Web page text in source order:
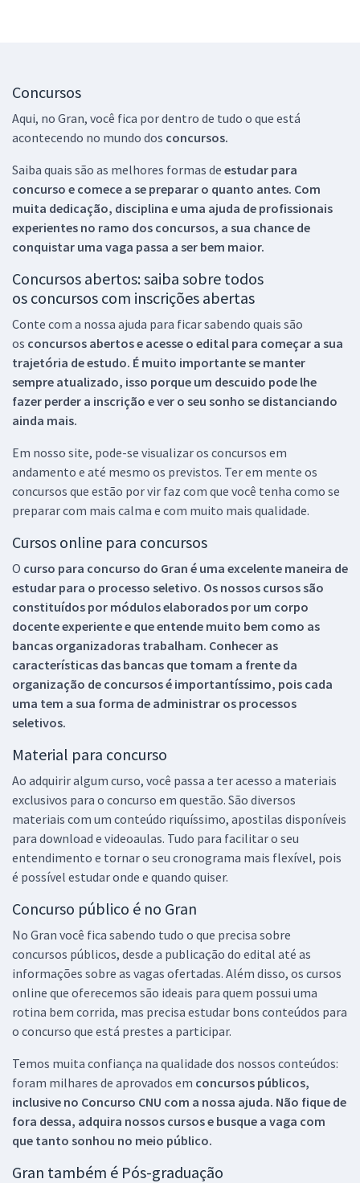
Concursos
Aqui, no Gran, você fica por dentro de tudo o que está
acontecendo no mundo dos concursos.
Saiba quais são as melhores formas de estudar para
concurso e comece a se preparar o quanto antes. Com
muita dedicação, disciplina e uma ajuda de profissionais
experientes no ramo dos concursos, a sua chance de
conquistar uma vaga passa a ser bem maior.
Concursos abertos: saiba sobre todos
os concursos com inscrições abertas
Conte com a nossa ajuda para ficar sabendo quais são
os concursos abertos e acesse o edital para começar a sua
trajetória de estudo. É muito importante se manter
sempre atualizado, isso porque um descuido pode lhe
fazer perder a inscrição e ver o seu sonho se distanciando
ainda mais.
Em nosso site, pode-se visualizar os concursos em
andamento e até mesmo os previstos. Ter em mente os
concursos que estão por vir faz com que você tenha como se
preparar com mais calma e com muito mais qualidade.
Cursos online para concursos
O curso para concurso do Gran é uma excelente maneira de
estudar para o processo seletivo. Os nossos cursos são
constituídos por módulos elaborados por um corpo
docente experiente e que entende muito bem como as
bancas organizadoras trabalham. Conhecer as
características das bancas que tomam a frente da
organização de concursos é importantíssimo, pois cada
uma tem a sua forma de administrar os processos
seletivos.
Material para concurso
Ao adquirir algum curso, você passa a ter acesso a materiais
exclusivos para o concurso em questão. São diversos
materiais com um conteúdo riquíssimo, apostilas disponíveis
para download e videoaulas. Tudo para facilitar o seu
entendimento e tornar o seu cronograma mais flexível, pois
é possível estudar onde e quando quiser.
Concurso público é no Gran
No Gran você fica sabendo tudo o que precisa sobre
concursos públicos, desde a publicação do edital até as
informações sobre as vagas ofertadas. Além disso, os cursos
online que oferecemos são ideais para quem possui uma
rotina bem corrida, mas precisa estudar bons conteúdos para
o concurso que está prestes a participar.
Temos muita confiança na qualidade dos nossos conteúdos:
foram milhares de aprovados em concursos públicos,
inclusive no Concurso CNU com a nossa ajuda. Não fique de
fora dessa, adquira nossos cursos e busque a vaga com
que tanto sonhou no meio público.
Gran também é Pós-graduação